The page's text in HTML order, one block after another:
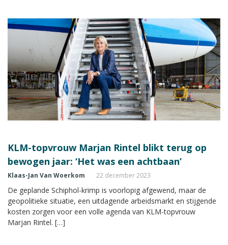
KLM-topvrouw Marjan Rintel blikt terug op
bewogen jaar: ‘Het was een achtbaan’
Klaas-Jan Van Woerkom 22 december 2023
De geplande Schiphol-krimp is voorlopig afgewend, maar de
geopolitieke situatie, een uitdagende arbeidsmarkt en stijgende
kosten zorgen voor een volle agenda van KLM-topvrouw
Marjan Rintel. […]